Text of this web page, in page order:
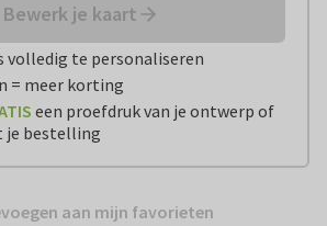
Bewerk je kaart
volledig te personaliseren
= meer korting
een proefdruk van je ontwerp of
je bestelling
aan mijn favorieten